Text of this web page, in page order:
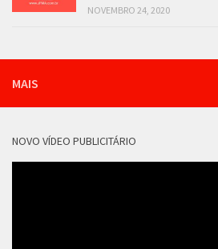
NOVEMBRO 24, 2020
MAIS
NOVO VÍDEO PUBLICITÁRIO